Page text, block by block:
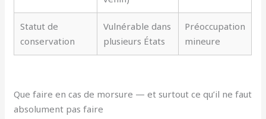
Statut de
conservation
Vulnérable dans
plusieurs États
Préoccupation
mineure
Que faire en cas de morsure — et surtout ce qu’il ne faut
absolument pas faire